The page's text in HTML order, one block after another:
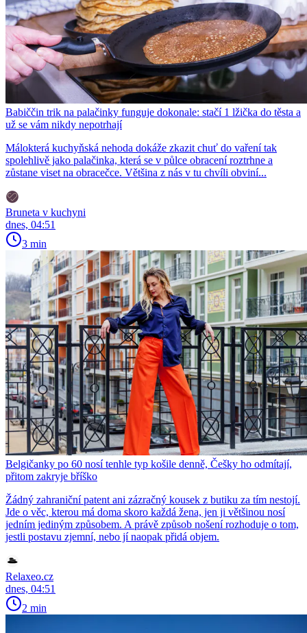
Babiččin trik na palačinky funguje dokonale: stačí 1 lžička do těsta a
už se vám nikdy nepotrhají
Málokterá kuchyňská nehoda dokáže zkazit chuť do vaření tak
spolehlivě jako palačinka, která se v půlce obracení roztrhne a
zůstane viset na obracečce. Většina z nás v tu chvíli obviní...
Bruneta v kuchyni
dnes, 04:51
3 min
Belgičanky po 60 nosí tenhle typ košile denně, Češky ho odmítají,
přitom zakryje bříško
Žádný zahraniční patent ani zázračný kousek z butiku za tím nestojí.
Jde o věc, kterou má doma skoro každá žena, jen ji většinou nosí
jedním jediným způsobem. A právě způsob nošení rozhoduje o tom,
jestli postavu zjemní, nebo jí naopak přidá objem.
Relaxeo.cz
dnes, 04:51
2 min